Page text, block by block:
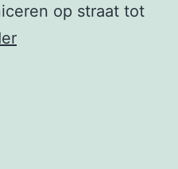
op straat tot
Wat